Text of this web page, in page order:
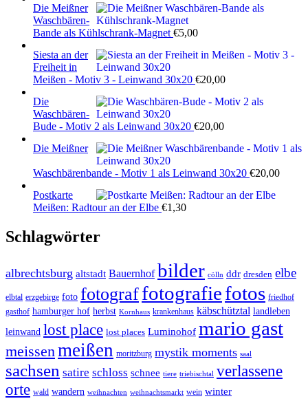
war:
ist:
Die Meißner
Waschbären-
Bande als Kühlschrank-Magnet €5,00
Siesta an der
Freiheit in
Meißen - Motiv 3 - Leinwand 30x20 €20,00
Die
Waschbären-
Bude - Motiv 2 als Leinwand 30x20 €20,00
Die Meißner
Waschbärenbande - Motiv 1 als Leinwand 30x20 €20,00
Postkarte
Meißen: Radtour an der Elbe €1,30
Schlagwörter
albrechtsburg altstadt Bauernhof bilder cölln ddr dresden elbe
elbtal erzgebirge foto fotograffotografiefotos friedhof
gasthof hamburger hof herbst Kornhaus krankenhaus käbschütztal landleben
leinwand lost place lost places Luminohof mario gast
meissen meißen moritzburg mystik moments saal
sachsen satire schloss schnee tiere triebischtal verlassene
orte wald wandern weihnachten weihnachtsmarkt wein winter